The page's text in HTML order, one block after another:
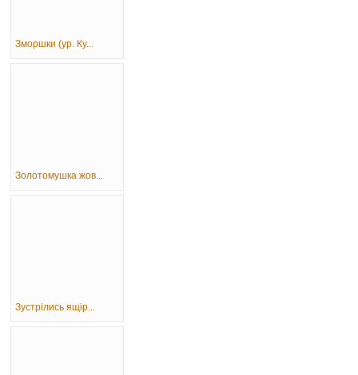
Зморшки (ур. Ку...
Золотомушка жов...
Зустрілись ящір...